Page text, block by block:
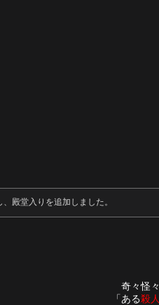
、殿堂入りを追加しました。
奇々怪
「ある殺